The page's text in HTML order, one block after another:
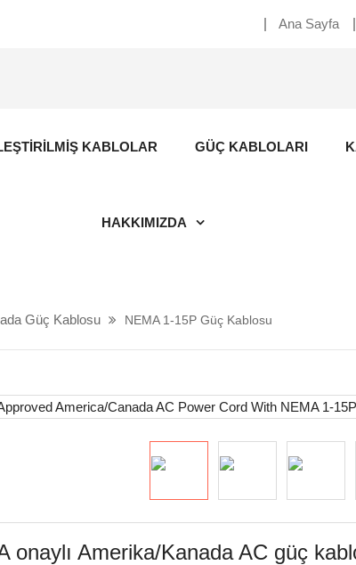
Ana Sayfa
KABLOLAR GÜÇ KABLOLARI
HAKKIMIZDA
Güç Kablosu NEMA 1-15P Güç Kablosu
onaylı Amerika/Kanada AC güç